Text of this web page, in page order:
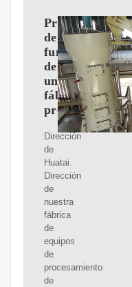
Proyecto
de
funcionamiento
de
una
fábrica
procesadora
Dirección
de
Huatai.
Dirección
de
nuestra
fábrica
de
equipos
de
procesamiento
de